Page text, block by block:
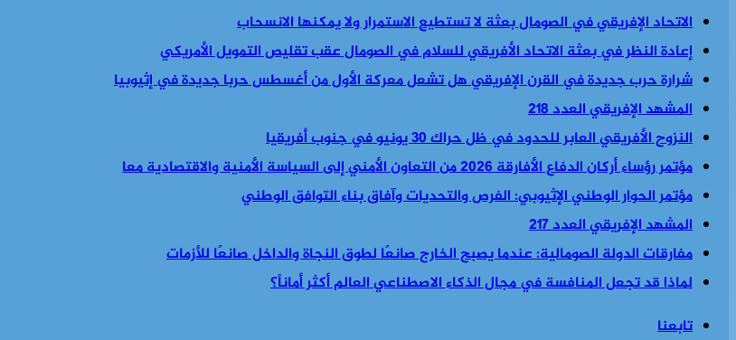
الاتحاد الإفريقي في الصومال بعثة لا تستطيع الاستمرار ولا يمكنها الانسحاب
إعادة النظر في بعثة الاتحاد الأفريقي للسلام في الصومال عقب تقليص التمويل الأمريكي
شرارة حرب جديدة في القرن الإفريقي هل تشعل معركة الأول من أغسطس حربا جديدة في إثيوبيا
المشهد الإفريقي العدد 218
النزوح الأفريقي العابر للحدود في ظل حراك 30 يونيو في جنوب أفريقيا
مؤتمر رؤساء أركان الدفاع الأفارقة 2026 من التعاون الأمني إلى السياسة الأمنية والاقتصادية معا
مؤتمر الحوار الوطني الإثيوبي: الفرص والتحديات وآفاق بناء التوافق الوطني
المشهد الإفريقي العدد 217
مفارقات الدولة الصومالية: عندما يصبح الخارج صانعًا لطوق النجاة والداخل صانعًا للأزمات
لماذا قد تجعل المنافسة في مجال الذكاء الاصطناعي العالم أكثر أماناً؟
تابعنا